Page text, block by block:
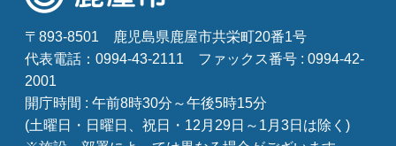
〒893-8501
鹿児島県鹿屋市共栄町20番1号
代表電話：0994-43-2111
ファックス番号 : 0994-42-
2001
開庁時間 : 午前8時30分～午後5時15分
(土曜日・日曜日、祝日・12月29日～1月3日は除く)